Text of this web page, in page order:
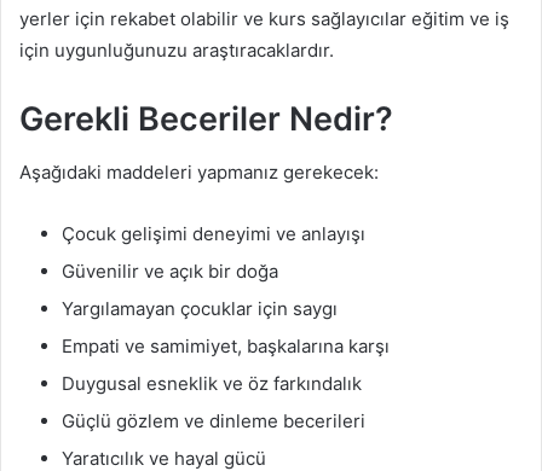
yerler için rekabet olabilir ve kurs sağlayıcılar eğitim ve iş
için uygunluğunuzu araştıracaklardır.
Gerekli Beceriler Nedir?
Aşağıdaki maddeleri yapmanız gerekecek:
Çocuk gelişimi deneyimi ve anlayışı
Güvenilir ve açık bir doğa
Yargılamayan çocuklar için saygı
Empati ve samimiyet, başkalarına karşı
Duygusal esneklik ve öz farkındalık
Güçlü gözlem ve dinleme becerileri
Yaratıcılık ve hayal gücü